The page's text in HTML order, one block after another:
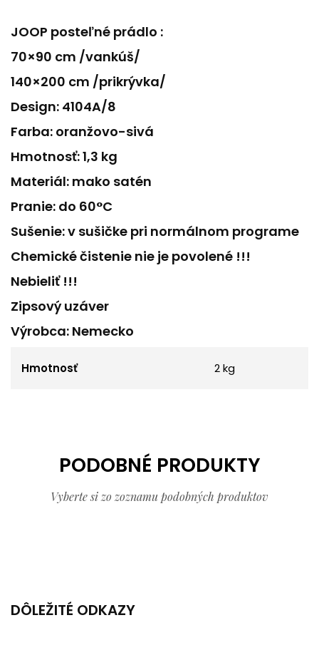
JOOP posteľné prádlo :
70×90 cm /vankúš/
140×200 cm /prikrývka/
Design: 4104A/8
Farba: oranžovo-sivá
Hmotnosť: 1,3 kg
Materiál: mako satén
Pranie: do 60°C
Sušenie: v sušičke pri normálnom programe
Chemické čistenie nie je povolené !!!
Nebieliť !!!
Zipsový uzáver
Výrobca: Nemecko
Hmotnosť 2 kg
PODOBNÉ PRODUKTY
Vyberte si zo zoznamu podobných produktov
DÔLEŽITÉ ODKAZY